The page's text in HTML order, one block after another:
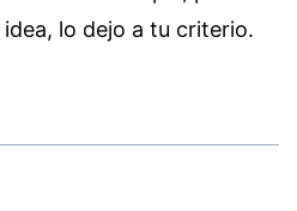
lo dejo a tu criterio.